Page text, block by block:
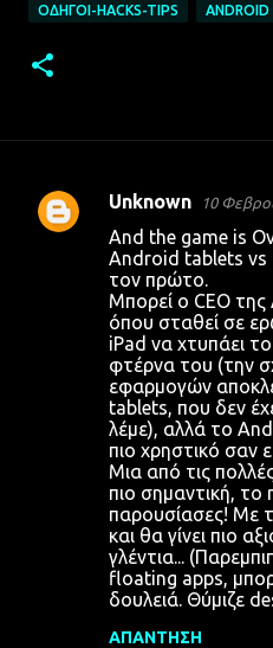
ΟΔΗΓΟΊ-HACKS-TIPS ANDROID
Σ
Unknown 10
And the game is
Android tablets vs
τον πρώτο.
Μπορεί ο CEO της
όπου σταθεί σε
iPad να χτυπάει
φτέρνα του (την
εφαρμογών
tablets, που δεν
λέμε), αλλά το
πιο χρηστικό σαν
Μια από τις
πιο σημαντική,
παρουσίασες! Με
και θα γίνει πιο
γλέντια...
floating apps,
δουλειά. Θύμιζε
ΑΠΆΝΤΗΣΗ